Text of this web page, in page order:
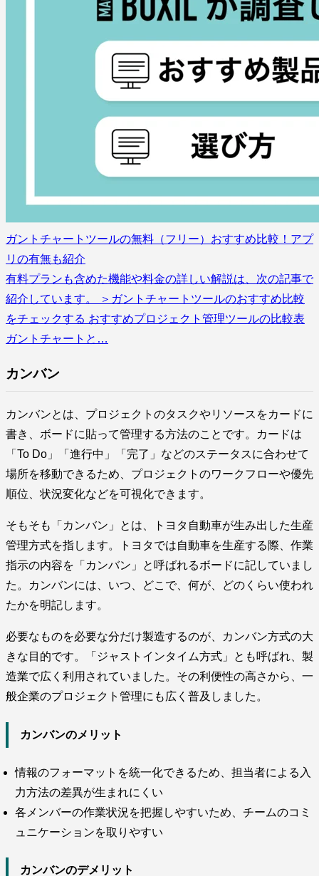
ガントチャートツールの無料（フリー）おすすめ比較！アプ
リの有無も紹介
有料プランも含めた機能や料金の詳しい解説は、次の記事で
紹介しています。 ＞ガントチャートツールのおすすめ比較
をチェックする おすすめプロジェクト管理ツールの比較表
ガントチャートと…
カンバン
カンバンとは、プロジェクトのタスクやリソースをカードに
書き、ボードに貼って管理する方法のことです。カードは
「To Do」「進行中」「完了」などのステータスに合わせて
場所を移動できるため、プロジェクトのワークフローや優先
順位、状況変化などを可視化できます。
そもそも「カンバン」とは、トヨタ自動車が生み出した生産
管理方式を指します。トヨタでは自動車を生産する際、作業
指示の内容を「カンバン」と呼ばれるボードに記していまし
た。カンバンには、いつ、どこで、何が、どのくらい使われ
たかを明記します。
必要なものを必要な分だけ製造するのが、カンバン方式の大
きな目的です。「ジャストインタイム方式」とも呼ばれ、製
造業で広く利用されていました。その利便性の高さから、一
般企業のプロジェクト管理にも広く普及しました。
カンバンのメリット
情報のフォーマットを統一化できるため、担当者による入
力方法の差異が生まれにくい
各メンバーの作業状況を把握しやすいため、チームのコミ
ュニケーションを取りやすい
カンバンのデメリット